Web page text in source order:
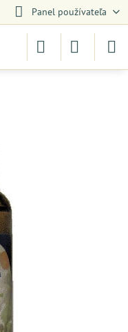
Panel používateľa